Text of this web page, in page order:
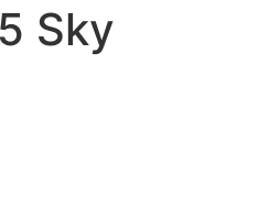
Sky